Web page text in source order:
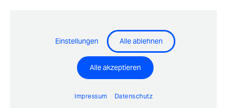
Einstellungen Alle ablehnen
Alle akzeptieren
Impressum Datenschutz